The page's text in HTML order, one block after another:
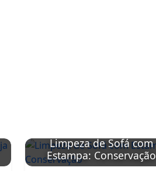
Limpeza de Sofá com
Estampa: Conservação